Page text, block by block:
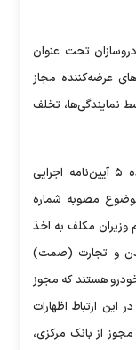
تحت عنوان
عرضه‌کننده مجاز
نمایندگی‌ها، تخلف
۳- شرکت‌های عرضه‌کننده خودرو به استناد ماده ۵ آیین­‌نامه اجرایی
مصوبه شماره
۱/۱۳۹۵ هیئت محترم وزیران مکلف به اخذ
و تجارت (صمت)
هستند که مجوز
این ارتباط اظهارات
از بانک مرکزی،